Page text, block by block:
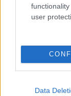
user
Data